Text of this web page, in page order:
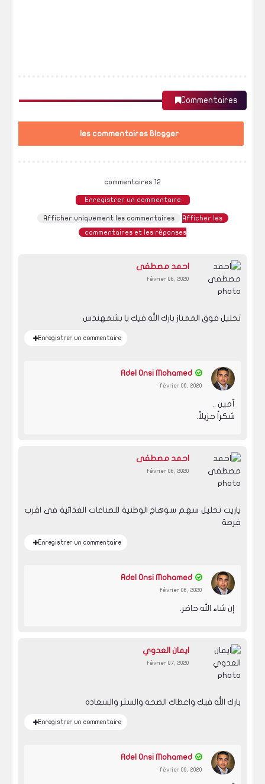
Commentaires
les commentaires Blogger
12 commentaires
Enregistrer un commentaire
Afficher uniquement les commentaires
Afficher les
commentaires et les réponses
احمد مصطفى
février 06, 2020
تحليل فوق الممتاز بارك الله فيك يا بشمهندس
Enregistrer un commentaire
Adel Onsi Mohamed
février 06, 2020
آمين ..
شكراً جزيلاً.
احمد مصطفى
février 06, 2020
ياريت تحليل سهم سوهاج الوطنية للصناعات الغذائية فى اقرب
فرصة
Enregistrer un commentaire
Adel Onsi Mohamed
février 06, 2020
إن شاء الله حاضر.
ايمان العدوي
février 07, 2020
بارك الله فيك واعطاك الصحه والستر والسعاده
Enregistrer un commentaire
Adel Onsi Mohamed
février 09, 2020